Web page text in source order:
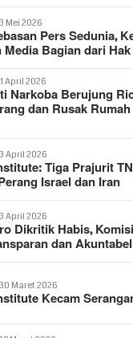
3 Mei 2026
Pers Sedunia,
Bagian dari
April 2026
Narkoba Berujung
dan Rusak
3 April 2026
Tiga Prajurit
Israel dan Iran
3 April 2026
Dikritik Habis,
dan Akuntabel
30 Maret 2026
Kecam